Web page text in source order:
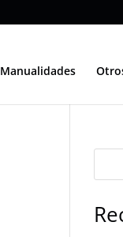
Manualidades